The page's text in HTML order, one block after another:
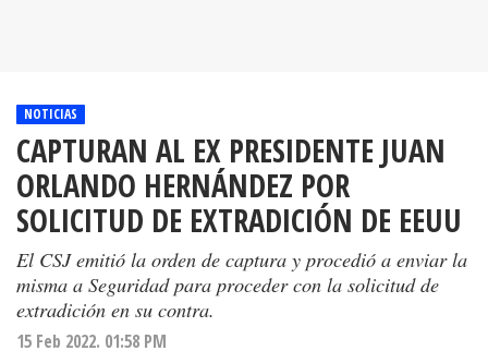
NOTICIAS
CAPTURAN AL EX PRESIDENTE JUAN
ORLANDO HERNÁNDEZ POR
SOLICITUD DE EXTRADICIÓN DE EEUU
El CSJ emitió la orden de captura y procedió a enviar la
misma a Seguridad para proceder con la solicitud de
extradición en su contra.
15 Feb 2022. 01:58 PM